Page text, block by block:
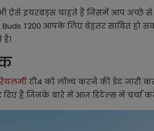
ऐसे इयरबड्स चाहते हैं जिसमें आप अच्छे से
Buds T200 आपके लिए बेहतर साबित
टी4 को लॉन्च करने की डेट जारी
हैं जिनके बारे में आज डिटेल्स में चर्चा